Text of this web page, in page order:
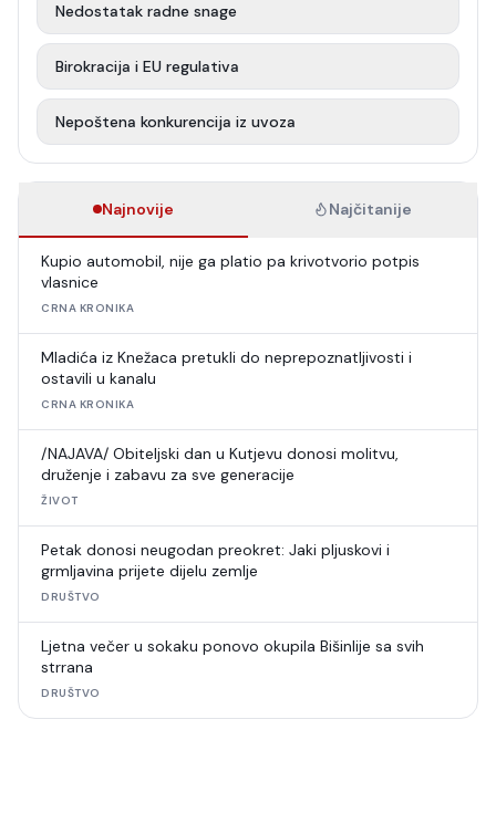
Nedostatak radne snage
Birokracija i EU regulativa
Nepoštena konkurencija iz uvoza
Najnovije Najčitanije
Kupio automobil, nije ga platio pa krivotvorio potpis
vlasnice
CRNA KRONIKA
Mladića iz Knežaca pretukli do neprepoznatljivosti i
ostavili u kanalu
CRNA KRONIKA
/NAJAVA/ Obiteljski dan u Kutjevu donosi molitvu,
druženje i zabavu za sve generacije
ŽIVOT
Petak donosi neugodan preokret: Jaki pljuskovi i
grmljavina prijete dijelu zemlje
DRUŠTVO
Ljetna večer u sokaku ponovo okupila Bišinlije sa svih
strrana
DRUŠTVO